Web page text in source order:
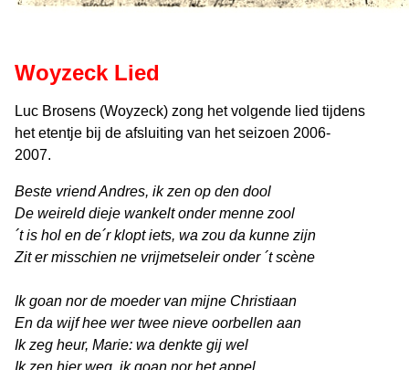
Woyzeck Lied
Luc Brosens (Woyzeck) zong het volgende lied tijdens
het etentje bij de afsluiting van het seizoen 2006-
2007.
Beste vriend Andres, ik zen op den dool
De weireld dieje wankelt onder menne zool
´t is hol en de´r klopt iets, wa zou da kunne zijn
Zit er misschien ne vrijmetseleir onder ´t scène
Ik goan nor de moeder van mijne Christiaan
En da wijf hee wer twee nieve oorbellen aan
Ik zeg heur, Marie: wa denkte gij wel